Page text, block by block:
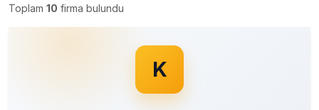
Toplam 10 firma bulundu
K